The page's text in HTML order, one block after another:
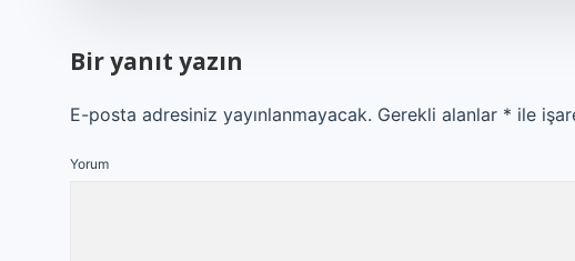
Bir yanıt yazın
E-posta adresiniz yayınlanmayacak. Gerekli alanlar * ile
Yorum